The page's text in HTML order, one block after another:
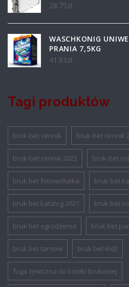
28.75zł
WASCHKONIG
PRANIA 7,5KG
41.83zł
Tagi produktów
bruk-bet cennik bruk-bet cennik
bruk-bet cennik 2022 bruk-bet
bruk bet fotowoltaika bruk bet
bruk bet katalog 2021 bruk bet
bruk bet ogrodzenia bruk bet
bruk bet tarnow bruk bet łódź
fuga żywiczna do kostki brukowej